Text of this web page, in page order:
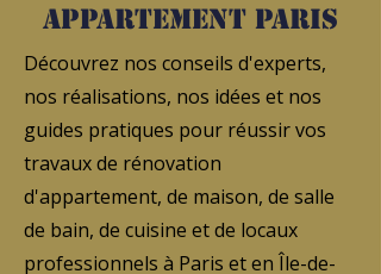
appartement Paris
Découvrez nos conseils d'experts,
nos réalisations, nos idées et nos
guides pratiques pour réussir vos
travaux de rénovation
d'appartement, de maison, de salle
de bain, de cuisine et de locaux
professionnels à Paris et en Île-de-